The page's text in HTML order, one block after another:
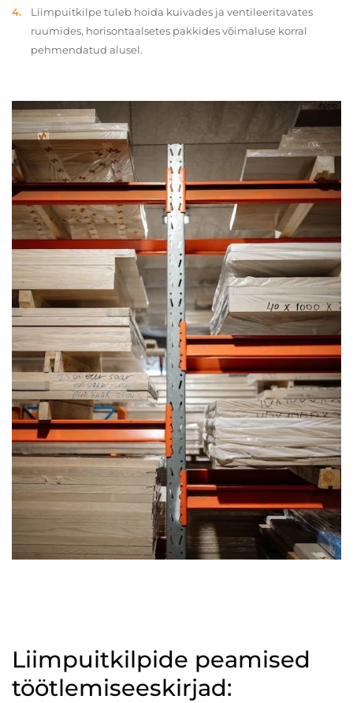
Liimpuitkilpe tuleb hoida kuivades ja ventileeritavates
ruumides, horisontaalsetes pakkides võimaluse korral
pehmendatud alusel.
Liimpuitkilpide peamised
töötlemiseeskirjad: